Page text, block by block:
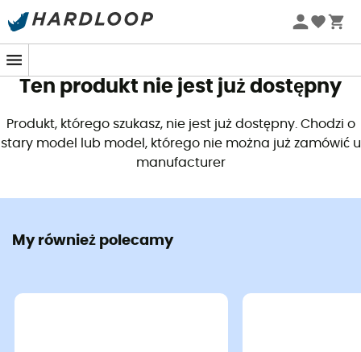
Letnie promocje 🔥 -5% DODATKOWO przy zakupie 2
Ten produkt nie jest już dostępny
Produkt, którego szukasz, nie jest już dostępny. Chodzi o
stary model lub model, którego nie można już zamówić u
manufacturer
My również polecamy